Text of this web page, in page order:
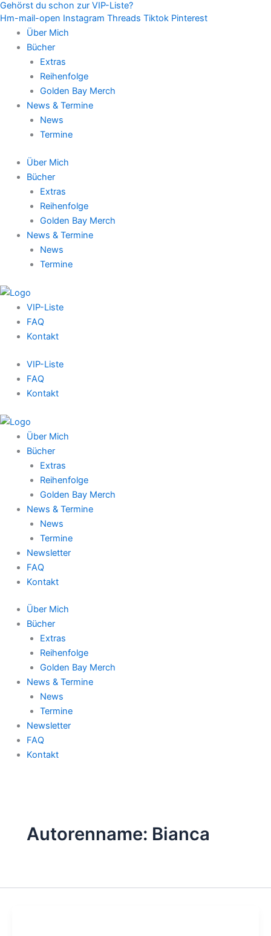
Zum
Inhalt
springen
Gehörst du schon zur VIP-Liste?
Hm-mail-open Instagram Threads Tiktok Pinterest
Über Mich
Bücher
Extras
Reihenfolge
Golden Bay Merch
News & Termine
News
Termine
Über Mich
Bücher
Extras
Reihenfolge
Golden Bay Merch
News & Termine
News
Termine
VIP-Liste
FAQ
Kontakt
VIP-Liste
FAQ
Kontakt
Über Mich
Bücher
Extras
Reihenfolge
Golden Bay Merch
News & Termine
News
Termine
Newsletter
FAQ
Kontakt
Über Mich
Bücher
Extras
Reihenfolge
Golden Bay Merch
News & Termine
News
Termine
Newsletter
FAQ
Kontakt
Autorenname: Bianca